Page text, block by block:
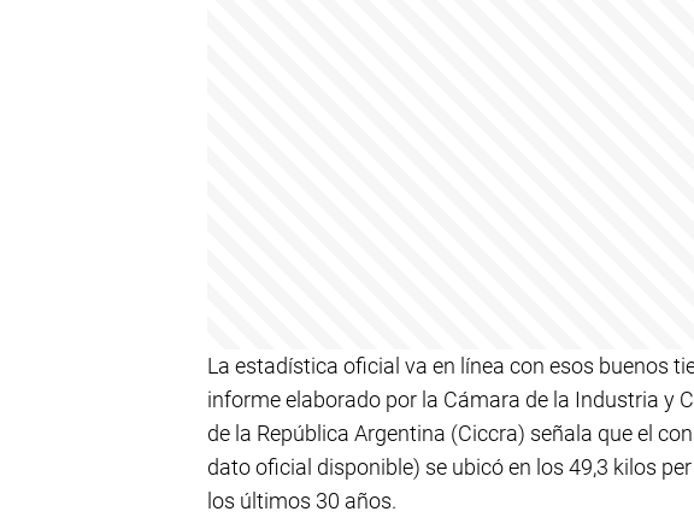
La estadística oficial va en línea con esos buenos
informe elaborado por la Cámara de la Industria y
de la República Argentina (Ciccra) señala que el
dato oficial disponible) se ubicó en los 49,3 kilos
los últimos 30 años.